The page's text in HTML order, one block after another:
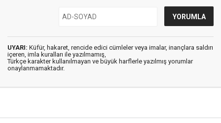
UYARI: Küfür, hakaret, rencide edici cümleler veya imalar, inançlara saldırı
içeren, imla kuralları ile yazılmamış,
Türkçe karakter kullanılmayan ve büyük harflerle yazılmış yorumlar
onaylanmamaktadır.